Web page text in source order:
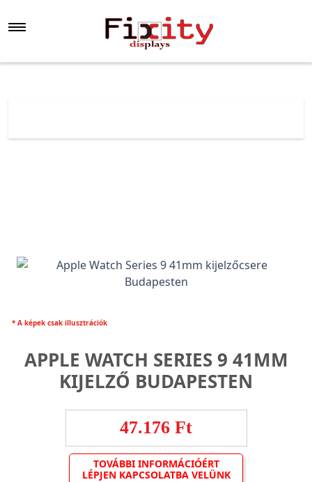
* A képek csak illusztrációk
APPLE WATCH SERIES 9 41MM
KIJELZŐ BUDAPESTEN
47.176 Ft
TOVÁBBI INFORMÁCIÓÉRT
LÉPJEN KAPCSOLATBA VELÜNK